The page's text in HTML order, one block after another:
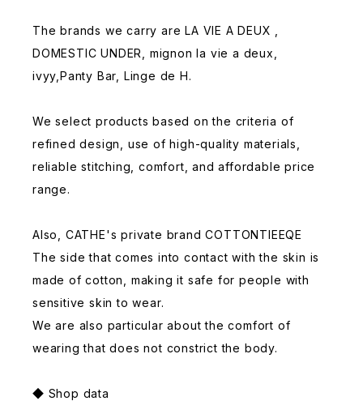
The brands we carry are LA VIE A DEUX ,
DOMESTIC UNDER, mignon la vie a deux,
ivyy,Panty Bar, Linge de H.
We select products based on the criteria of
refined design, use of high-quality materials,
reliable stitching, comfort, and affordable price
range.
Also, CATHE's private brand COTTONTIEEQE
The side that comes into contact with the skin is
made of cotton, making it safe for people with
sensitive skin to wear.
We are also particular about the comfort of
wearing that does not constrict the body.
◆ Shop data